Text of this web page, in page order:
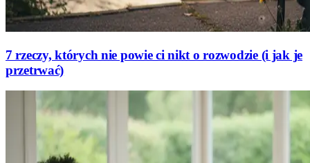
7 rzeczy, których nie powie ci nikt o rozwodzie (i jak je
przetrwać)